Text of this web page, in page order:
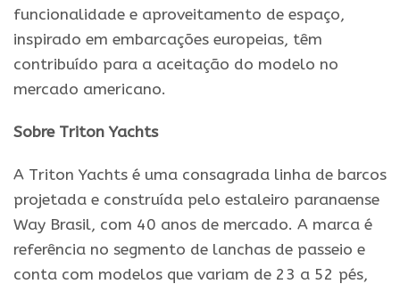
funcionalidade e aproveitamento de espaço,
inspirado em embarcações europeias, têm
contribuído para a aceitação do modelo no
mercado americano.
Sobre Triton Yachts
A Triton Yachts é uma consagrada linha de barcos
projetada e construída pelo estaleiro paranaense
Way Brasil, com 40 anos de mercado. A marca é
referência no segmento de lanchas de passeio e
conta com modelos que variam de 23 a 52 pés,